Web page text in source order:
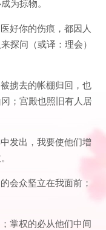
为掠物。
好你的伤痕，都因人
探问（或译：理会）
掳去的帐棚归回，也
；宫殿也照旧有人居
发出，我要使他们增
会众坚立在我面前；
掌权的必从他们中间